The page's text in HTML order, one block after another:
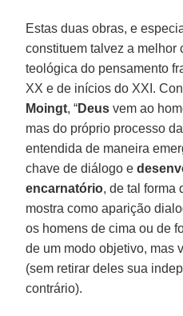
Estas duas obras, e
constituem talvez a melhor
teológica do pensamento
XX e de inícios do XXI.
Moingt, “Deus vem ao
mas do próprio processo
entendida de maneira
chave de diálogo e
encarnatório, de tal forma
mostra como aparição
os homens de cima ou de
de um modo objetivo, mas
(sem retirar deles sua
contrário).